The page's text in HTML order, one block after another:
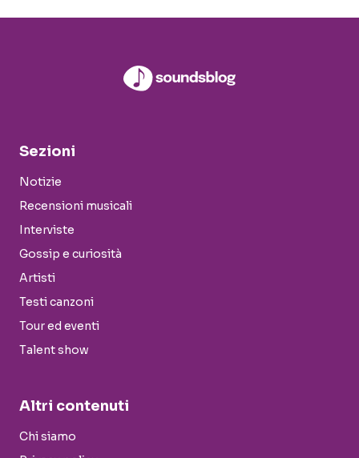
Sezioni
Notizie
Recensioni musicali
Interviste
Gossip e curiosità
Artisti
Testi canzoni
Tour ed eventi
Talent show
Altri contenuti
Chi siamo